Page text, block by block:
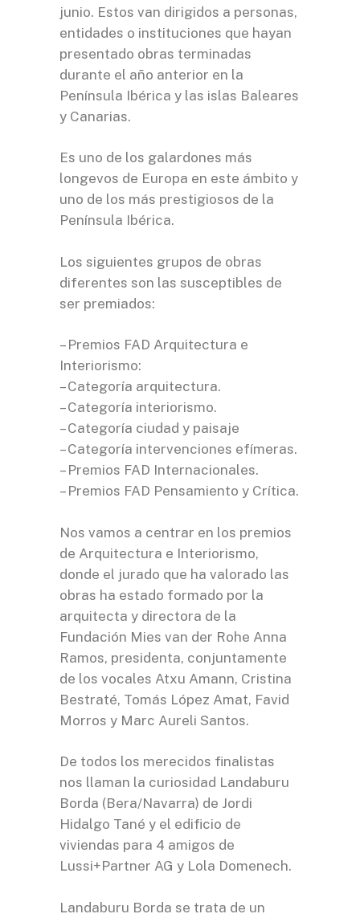
junio. Estos van dirigidos a personas,
entidades o instituciones que hayan
presentado obras terminadas
durante el año anterior en la
Península Ibérica y las islas Baleares
y Canarias.
Es uno de los galardones más
longevos de Europa en este ámbito y
uno de los más prestigiosos de la
Península Ibérica.
Los siguientes grupos de obras
diferentes son las susceptibles de
ser premiados:
– Premios FAD Arquitectura e
Interiorismo:
– Categoría arquitectura.
– Categoría interiorismo.
– Categoría ciudad y paisaje
– Categoría intervenciones efímeras.
– Premios FAD Internacionales.
– Premios FAD Pensamiento y Crítica.
Nos vamos a centrar en los premios
de Arquitectura e Interiorismo,
donde el jurado que ha valorado las
obras ha estado formado por la
arquitecta y directora de la
Fundación Mies van der Rohe Anna
Ramos, presidenta, conjuntamente
de los vocales Atxu Amann, Cristina
Bestraté, Tomás López Amat, Favid
Morros y Marc Aureli Santos.
De todos los merecidos finalistas
nos llaman la curiosidad Landaburu
Borda (Bera/Navarra) de Jordi
Hidalgo Tané y el edificio de
viviendas para 4 amigos de
Lussi+Partner AG y Lola Domenech.
Landaburu Borda se trata de un